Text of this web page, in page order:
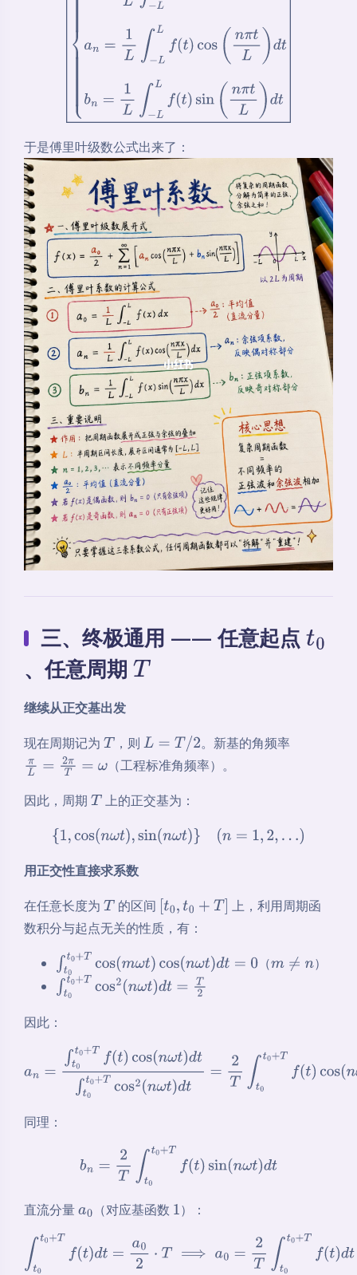
于是傅里叶级数公式出来了：
三、终极通用 —— 任意起点 t0
、任意周期 T
继续从正交基出发
现在周期记为 T ，则 L= T/ 2
。新基的角频率
πL =2πT= ω
（工程标准角频率）。
因此，周期 T 上的正交基为：
{1,cos(nωt),sin(nω n= 1,2 ,…)
用正交性直接求系数
在任意长度为 T 的区间 t0,t0+ T]
上，利用周期函
数积分与起点无关的性质，有：
∫t0t 0 Tcos(mωt) cos(nωt)dt=0 （m≠ n
）
∫t0t 0 Tcos2(nωt)dt=T2
因此：
t0+ T f t)cos (nωt)dt∫t0t0+ cos2 nωt)dt
0+Tf(t )cos( t)d t
同理：
2 t0t0+ f(t)sin( ω dt
直流分量a0 （对应基函数 1）：
∫t t0+ Tf( =a0 ⋅T⟹ 0 + (t)dt